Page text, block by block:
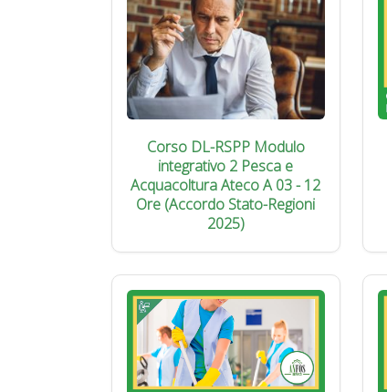
Corso DL-RSPP Modulo
integrativo 2 Pesca e
Acquacoltura Ateco A 03 - 12
Ore (Accordo Stato-Regioni
2025)